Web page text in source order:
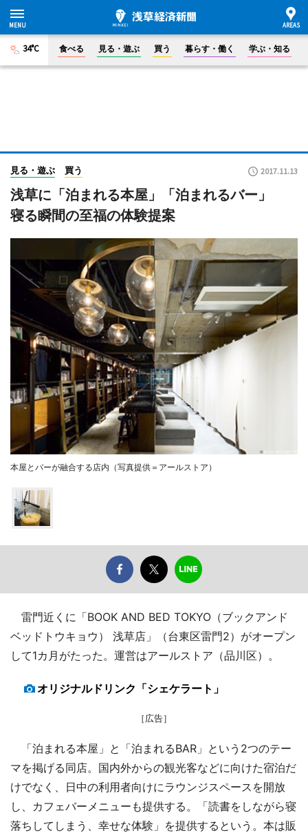
34°C 食べる 見る・遊ぶ 買う 暮らす・働く 学ぶ・知る
見る・遊ぶ 買う 2017.11.13
浅草に「泊まれる本屋」「泊まれるバー」
寝る瞬間の至福の体験提案
本屋とバーが融合する店内（写真提供＝アールストア）
雷門近くに「BOOK AND BED TOKYO（ブックアンド
ベッドトウキョウ） 浅草店」（台東区雷門2）がオープン
して1カ月がたった。運営はアールストア（品川区）。
オリジナルドリンク「シェケラート」
［広告］
「泊まれる本屋」と「泊まれるBAR」という2つのテー
マを掲げる同店。国内外からの観光客などに向けた宿泊だ
けでなく、日中の利用者向けにラウンジスペースを開放
し、カフェバーメニューも提供する。「読書をしながら寝
落ちしてしまう、幸せな体験」を提供するという。本は販